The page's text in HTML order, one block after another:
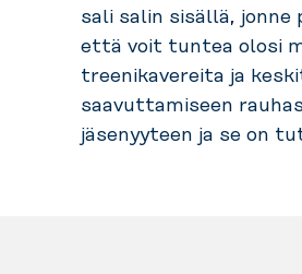
sali salin sisällä, jonne
että voit tuntea olosi
treenikavereita ja
saavuttamiseen
jäsenyyteen ja se on